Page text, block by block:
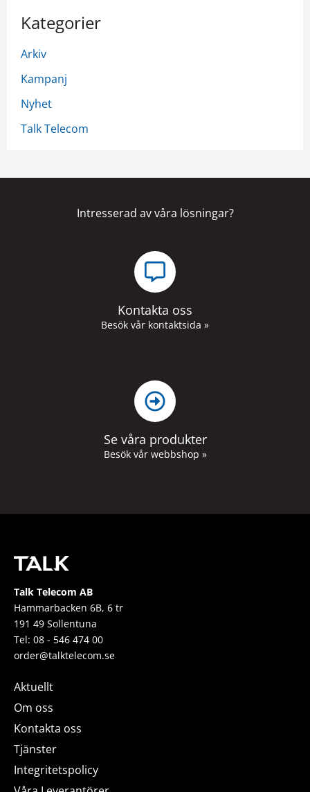
Kategorier
Arkiv
Kampanj
Nyhet
Talk Telecom
Intresserad av våra lösningar?
Kontakta oss
Besök vår kontaktsida »
Se våra produkter
Besök vår webbshop »
Talk Telecom AB
Hammarbacken 6B, 6 tr
191 49 Sollentuna
Tel: 08 - 546 474 00
order@talktelecom.se
Aktuellt
Om oss
Kontakta oss
Tjänster
Integritetspolicy